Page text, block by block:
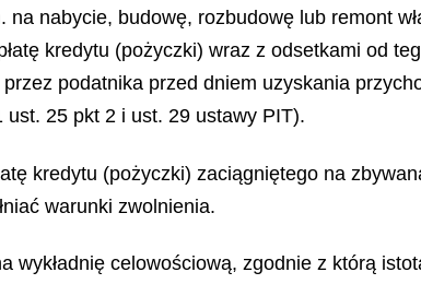
nabycie, budowę, rozbudowę lub remont
kredytu (pożyczki) wraz z odsetkami od
podatnika przed dniem uzyskania
ust. 25 pkt 2 i ust. 29 ustawy PIT).
kredytu (pożyczki) zaciągniętego na
warunki zwolnienia.
celowościową, zgodnie z którą